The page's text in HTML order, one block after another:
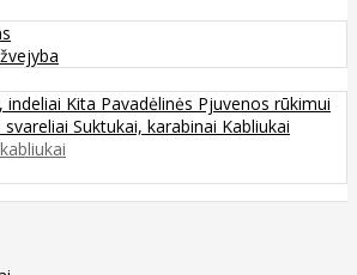
indeliai Kita Pavadėlinės Pjuvenos rūkimui
svareliai Suktukai, karabinai Kabliukai